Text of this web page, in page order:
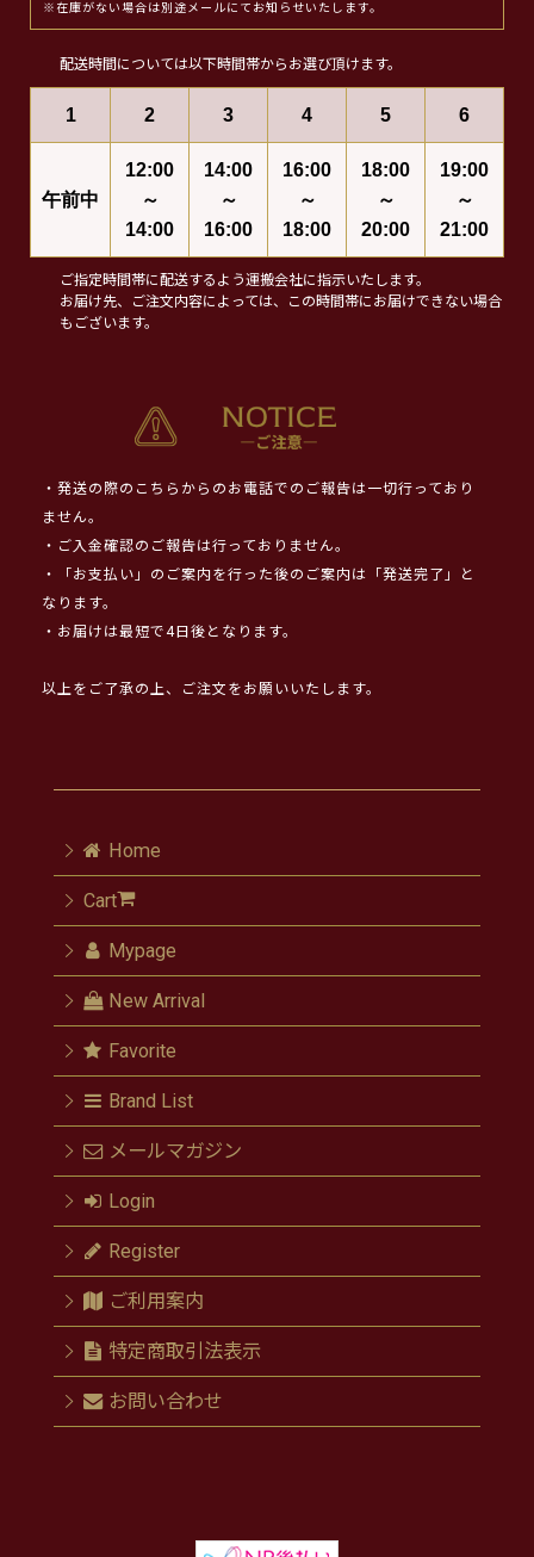
※在庫がない場合は別途メールにてお知らせいたします。
配送時間については以下時間帯からお選び頂けます。
1 2 3 4 5 6
午前中
12:00
～
14:00
14:00
～
16:00
16:00
～
18:00
18:00
～
20:00
19:00
～
21:00
ご指定時間帯に配送するよう運搬会社に指示いたします。
お届け先、ご注文内容によっては、この時間帯にお届けできない場合
もございます。
・発送の際のこちらからのお電話でのご報告は一切行っており
ません。
・ご入金確認のご報告は行っておりません。
・「お支払い」のご案内を行った後のご案内は「発送完了」と
なります。
・お届けは最短で4日後となります。
以上をご了承の上、ご注文をお願いいたします。
Home
Cart
Mypage
New Arrival
Favorite
Brand List
メールマガジン
Login
Register
ご利用案内
特定商取引法表示
お問い合わせ